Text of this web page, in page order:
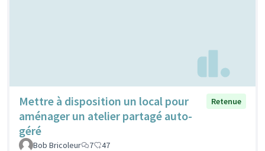
Mettre à disposition un local pour
aménager un atelier partagé auto-
géré
Retenue
Bob Bricoleur 7 47